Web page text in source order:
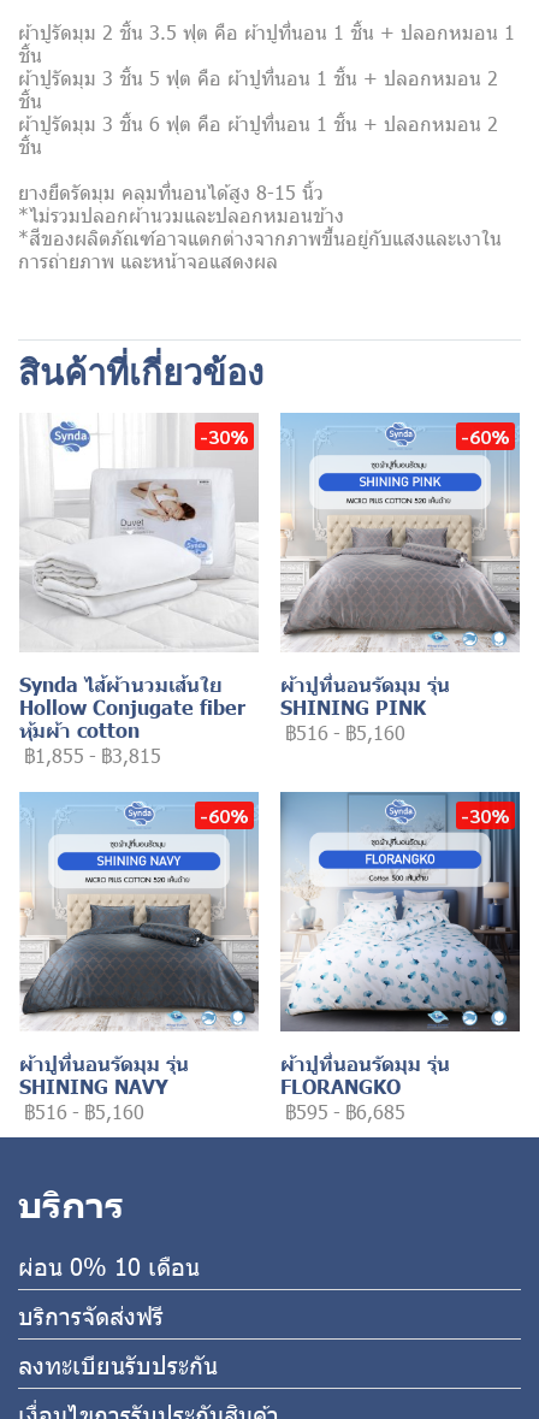
ผ้าปูรัดมุม 2 ชิ้น 3.5 ฟุต คือ ผ้าปูที่นอน 1 ชิ้น + ปลอกหมอน 1
ชิ้น
ผ้าปูรัดมุม 3 ชิ้น 5 ฟุต คือ ผ้าปูที่นอน 1 ชิ้น + ปลอกหมอน 2
ชิ้น
ผ้าปูรัดมุม 3 ชิ้น 6 ฟุต คือ ผ้าปูที่นอน 1 ชิ้น + ปลอกหมอน 2
ชิ้น
ยางยืดรัดมุม คลุมที่นอนได้สูง 8-15 นิ้ว
*ไม่รวมปลอกผ้านวมและปลอกหมอนข้าง
*สีของผลิตภัณฑ์อาจแตกต่างจากภาพขึ้นอยู่กับแสงและเงาใน
การถ่ายภาพ และหน้าจอแสดงผล
สินค้าที่เกี่ยวข้อง
-30%
Synda ไส้ผ้านวมเส้นใย
Hollow Conjugate fiber
หุ้มผ้า cotton
฿1,855 - ฿3,815
-60%
ผ้าปูที่นอนรัดมุม รุ่น
SHINING PINK
฿516 - ฿5,160
-60%
ผ้าปูที่นอนรัดมุม รุ่น
SHINING NAVY
฿516 - ฿5,160
-30%
ผ้าปูที่นอนรัดมุม รุ่น
FLORANGKO
฿595 - ฿6,685
บริการ
ผ่อน 0% 10 เดือน
บริการจัดส่งฟรี
ลงทะเบียนรับประกัน